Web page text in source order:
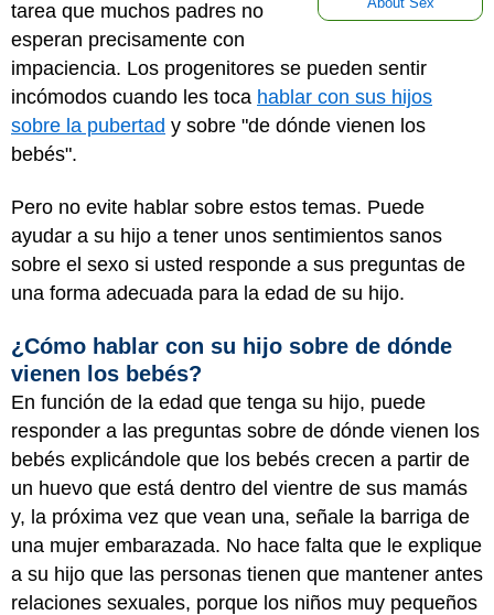
tarea que muchos padres no
esperan precisamente con
impaciencia. Los progenitores se pueden sentir
incómodos cuando les toca hablar con sus hijos
sobre la pubertad y sobre "de dónde vienen los
bebés".
Pero no evite hablar sobre estos temas. Puede
ayudar a su hijo a tener unos sentimientos sanos
sobre el sexo si usted responde a sus preguntas de
una forma adecuada para la edad de su hijo.
¿Cómo hablar con su hijo sobre de dónde
vienen los bebés?
En función de la edad que tenga su hijo, puede
responder a las preguntas sobre de dónde vienen los
bebés explicándole que los bebés crecen a partir de
un huevo que está dentro del vientre de sus mamás
y, la próxima vez que vean una, señale la barriga de
una mujer embarazada. No hace falta que le explique
a su hijo que las personas tienen que mantener antes
relaciones sexuales, porque los niños muy pequeños